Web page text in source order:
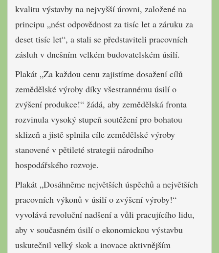
kvalitu výstavby na nejvyšší úrovni, založené na
principu „nést odpovědnost za tisíc let a záruku za
deset tisíc let“, a stali se představiteli pracovních
zásluh v dnešním velkém budovatelském úsilí.
Plakát „Za každou cenu zajistíme dosažení cílů
zemědělské výroby díky všestrannému úsilí o
zvýšení produkce!“ žádá, aby zemědělská fronta
rozvinula vysoký stupeň soutěžení pro bohatou
sklizeň a jistě splnila cíle zemědělské výroby
stanovené v pětileté strategii národního
hospodářského rozvoje.
Plakát „Dosáhněme největších úspěchů a největších
pracovních výkonů v úsilí o zvýšení výroby!“
vyvolává revoluční nadšení a vůli pracujícího lidu,
aby v současném úsilí o ekonomickou výstavbu
uskutečnil velký skok a inovace aktivnějším